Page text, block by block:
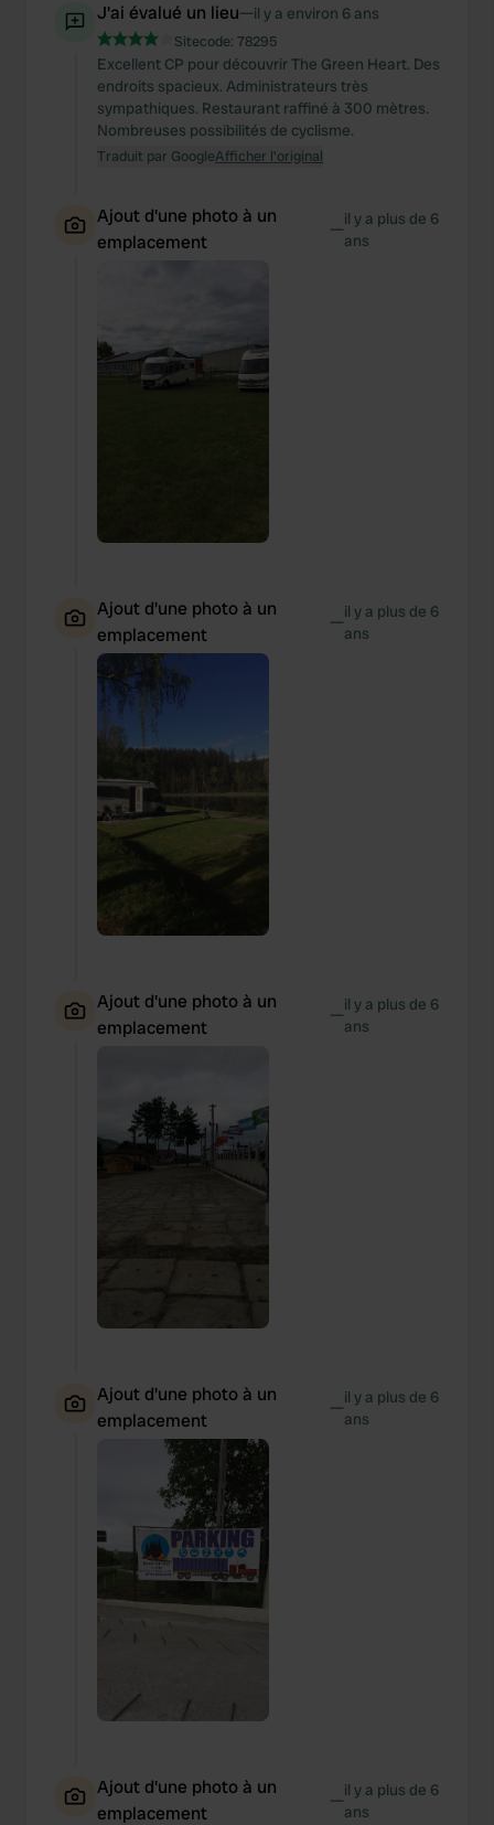
J'ai évalué un lieu—il y a environ 6 ans
Sitecode: 78295
Excellent CP pour découvrir The Green Heart. Des
endroits spacieux. Administrateurs très
sympathiques. Restaurant raffiné à 300 mètres.
Nombreuses possibilités de cyclisme.
Traduit par GoogleAfficher l'original
Ajout d'une photo à un
emplacement
—il y a plus de 6
ans
Ajout d'une photo à un
emplacement
—il y a plus de 6
ans
Ajout d'une photo à un
emplacement
—il y a plus de 6
ans
Ajout d'une photo à un
emplacement
—il y a plus de 6
ans
Ajout d'une photo à un
emplacement
—il y a plus de 6
ans